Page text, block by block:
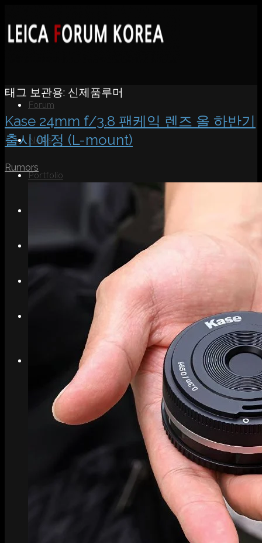
Forum
News
Portfolio
Contact
Link to Instagram
태그 보관용: 신제품루머
Kase 24mm f/3.8 팬케익 렌즈 올 하반기
출시 예정 (L-mount)
Rumors